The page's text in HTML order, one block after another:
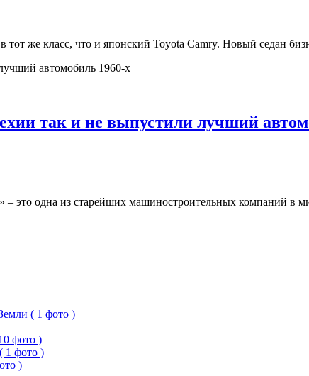
же класс, что и японский Toyota Camry. Новый седан
так и не выпустили лучший
это одна из старейших машиностроительных компаний в
( 1 фото )
фото )
1 фото )
)